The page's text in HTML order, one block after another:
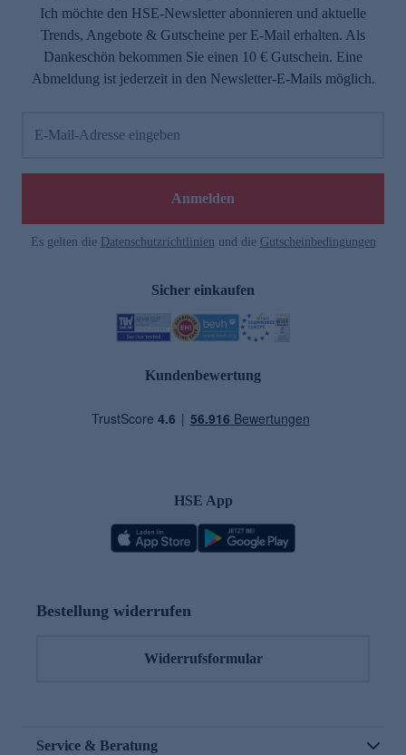
Ich möchte den HSE-Newsletter abonnieren und aktuelle
Trends, Angebote & Gutscheine per E-Mail erhalten. Als
Dankeschön bekommen Sie einen 10 € Gutschein. Eine
Abmeldung ist jederzeit in den Newsletter-E-Mails möglich.
E-Mail-Adresse eingeben
Anmelden
Es gelten die Datenschutzrichtlinien und die Gutscheinbedingungen
Sicher einkaufen
Kundenbewertung
HSE App
Bestellung widerrufen
Widerrufsformular
Service & Beratung